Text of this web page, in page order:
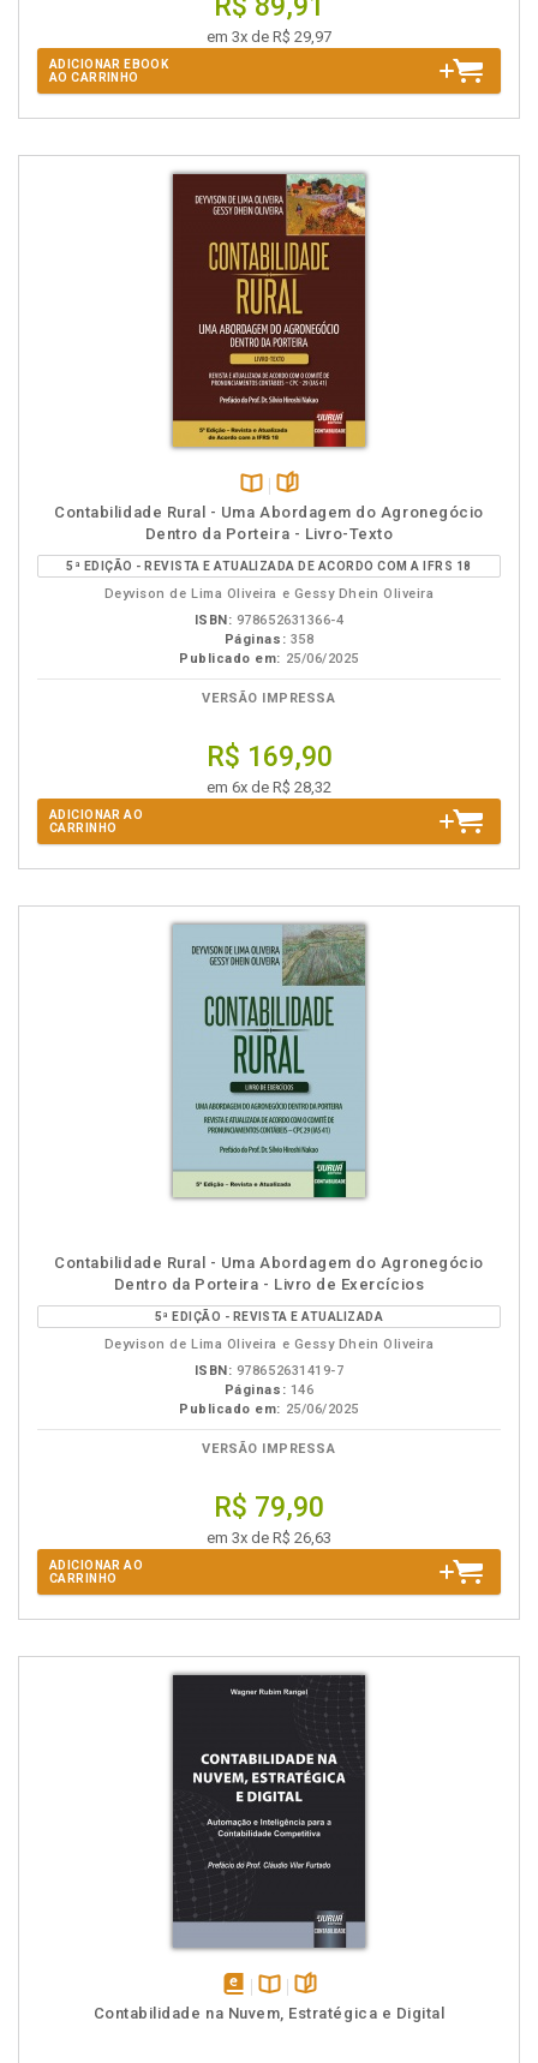
R$ 89,91
em 3x de R$ 29,97
ADICIONAR EBOOK
AO CARRINHO
Disponível
na
B.V.
páginas
Contabilidade Rural - Uma Abordagem do Agronegócio
Dentro da Porteira - Livro-Texto
5ª EDIÇÃO - REVISTA E ATUALIZADA DE ACORDO COM A IFRS 18
Deyvison de Lima Oliveira e Gessy Dhein Oliveira
ISBN: 978652631366-4
Páginas: 358
Publicado em: 25/06/2025
VERSÃO IMPRESSA
R$ 169,90
em 6x de R$ 28,32
ADICIONAR AO
CARRINHO
Contabilidade Rural - Uma Abordagem do Agronegócio
Dentro da Porteira - Livro de Exercícios
5ª EDIÇÃO - REVISTA E ATUALIZADA
Deyvison de Lima Oliveira e Gessy Dhein Oliveira
ISBN: 978652631419-7
Páginas: 146
Publicado em: 25/06/2025
VERSÃO IMPRESSA
R$ 79,90
em 3x de R$ 26,63
ADICIONAR AO
CARRINHO
disponívelDisponível
páginas
Contabilidade na Nuvem, Estratégica e Digital